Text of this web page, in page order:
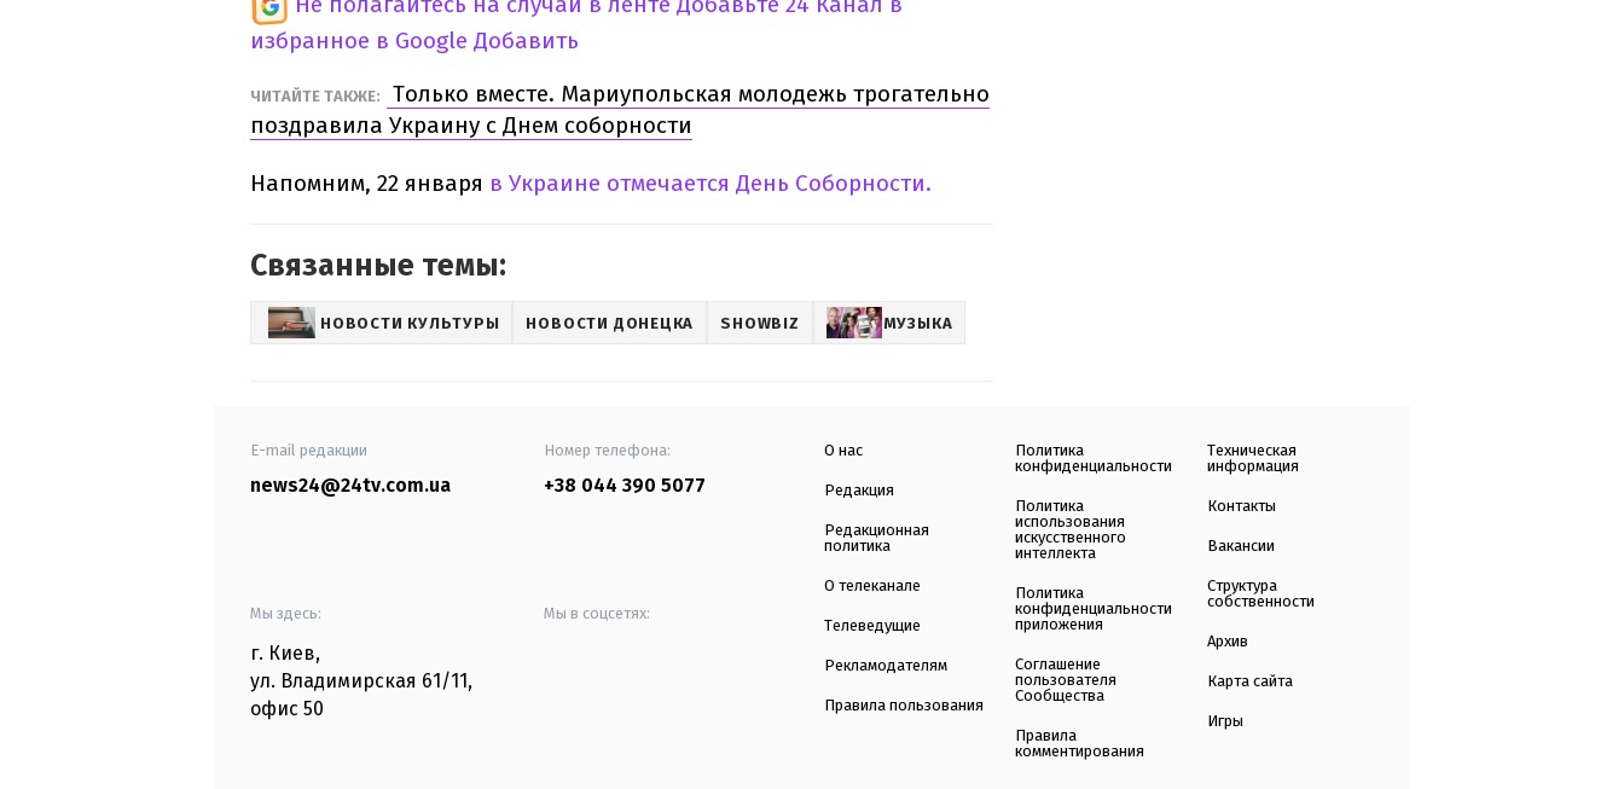
избранное в Google Добавить
ЧИТАЙТЕ ТАКЖЕ: Только вместе. Мариупольская молодежь трогательно
поздравила Украину с Днем соборности
Напомним, 22 января в Украине отмечается День Соборности.
Связанные темы:
НОВОСТИ КУЛЬТУРЫ НОВОСТИ ДОНЕЦКА SHOWBIZ МУЗЫКА
E-mail редакции
news24@24tv.com.ua
Номер телефона:
+38 044 390 5077
Мы здесь:
г. Киев,
ул. Владимирская 61/11,
офис 50
Мы в соцсетях:
О нас
Редакция
Редакционная
политика
О телеканале
Телеведущие
Рекламодателям
Правила пользования
Политика
конфиденциальности
Политика
использования
искусственного
интеллекта
Политика
конфиденциальности
приложения
Соглашение
пользователя
Сообщества
Правила
комментирования
Техническая
информация
Контакты
Вакансии
Структура
собственности
Архив
Карта сайта
Игры